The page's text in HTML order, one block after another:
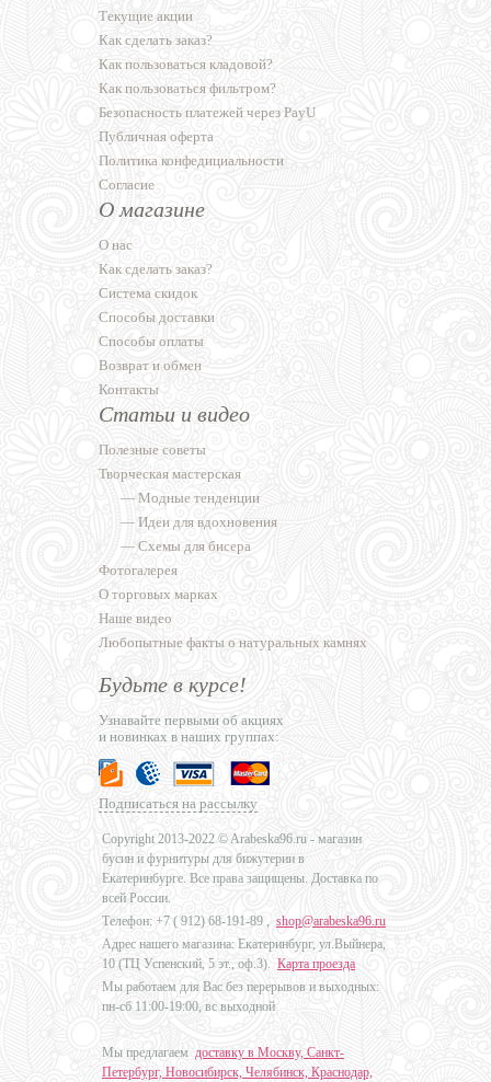
Текущие акции
Как сделать заказ?
Как пользоваться кладовой?
Как пользоваться фильтром?
Безопасность платежей через PayU
Публичная оферта
Политика конфедициальности
Согласие
О магазине
О нас
Как сделать заказ?
Система скидок
Способы доставки
Способы оплаты
Возврат и обмен
Контакты
Статьи и видео
Полезные советы
Творческая мастерская
— Модные тенденции
— Идеи для вдохновения
— Схемы для бисера
Фотогалерея
О торговых марках
Наше видео
Любопытные факты о натуральных камнях
Будьте в курсе!
Узнавайте первыми об акциях
и новинках в наших группах:
Подписаться на рассылку
Copyright 2013-2022 © Arabeska96.ru - магазин
бусин и фурнитуры для бижутерии в
Екатеринбурге. Все права защищены. Доставка по
всей России.
Телефон: +7 ( 912) 68-191-89 , shop@arabeska96.ru
Адрес нашего магазина: Екатеринбург, ул.Выйнера,
10 (ТЦ Успенский, 5 эт., оф.3). Карта проезда
Мы работаем для Вас без перерывов и выходных:
пн-сб 11:00-19:00, вс выходной
Мы предлагаем доставку в Москву, Санкт-
Петербург, Новосибирск, Челябинск, Краснодар,